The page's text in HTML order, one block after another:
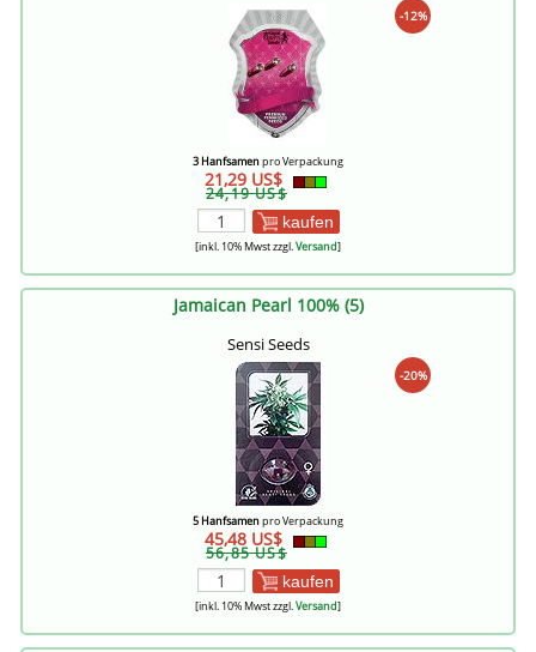
-12%
3 Hanfsamenpro Verpackung
21,29 US$
24,19 US$
kaufen
[inkl. 10% Mwst zzgl.Versand]
Jamaican Pearl 100% (5)
Sensi Seeds
-20%
5 Hanfsamenpro Verpackung
45,48 US$
56,85 US$
kaufen
[inkl. 10% Mwst zzgl.Versand]